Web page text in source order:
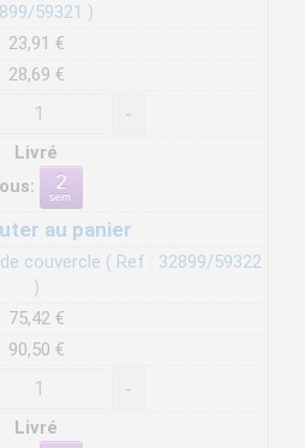
59321 )
23,91 €
28,69 €
-
Livré
au panier
couvercle ( Ref : 32899/59322
)
75,42 €
90,50 €
-
Livré